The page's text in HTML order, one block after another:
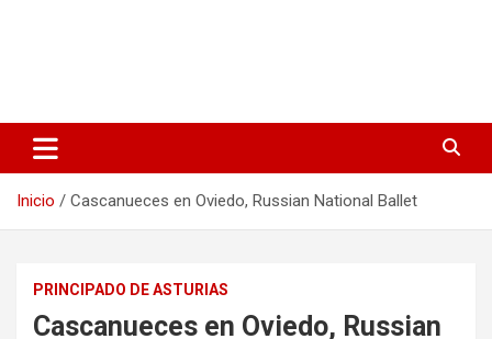
Inicio Cascanueces en Oviedo, Russian National Ballet
PRINCIPADO DE ASTURIAS
Cascanueces en Oviedo, Russian